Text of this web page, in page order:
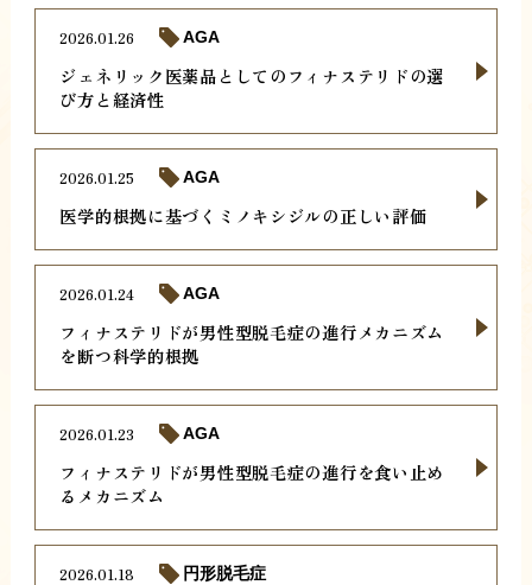
ジェネリック医薬品としてのフィナステリドの選
び方と経済性
2026.01.26 AGA
医学的根拠に基づくミノキシジルの正しい評価
2026.01.25 AGA
フィナステリドが男性型脱毛症の進行メカニズム
を断つ科学的根拠
2026.01.24 AGA
フィナステリドが男性型脱毛症の進行を食い止め
るメカニズム
2026.01.23 AGA
2026.01.18 円形脱毛症